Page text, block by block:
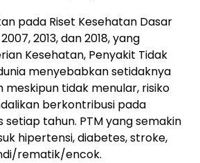
pada Riset Kesehatan Dasar
2013, dan 2018, yang
Kesehatan, Penyakit Tidak
menyebabkan setidaknya
meskipun tidak menular, risiko
berkontribusi pada
setiap tahun. PTM yang semakin
hipertensi, diabetes, stroke,
rematik/encok.